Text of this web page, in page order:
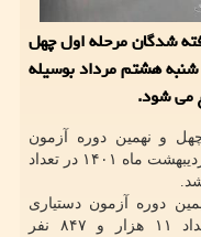
شدگان مرحله اول چهل
هشتم مرداد بوسیله
می شود.
و نهمین دوره آزمون
دستیاری پزشکی بامداد روز پنجشنبه ۲۲ اردیبهشت ماه ۱۴۰۱ در تعداد
چهل و نهمین دوره آزمون دستیاری
پزشکی ثبت نام کردند که از این تعداد ۱۱ هزار و ۸۴۷ نفر